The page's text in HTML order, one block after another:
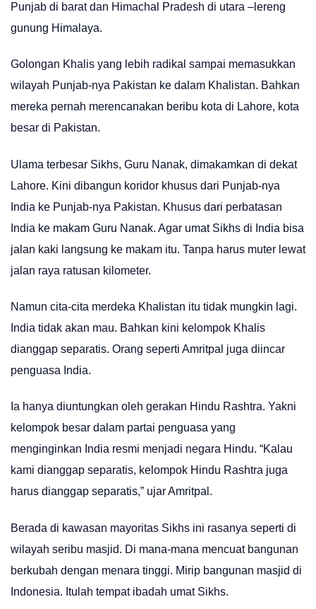
Punjab di barat dan Himachal Pradesh di utara –lereng
gunung Himalaya.
Golongan Khalis yang lebih radikal sampai memasukkan
wilayah Punjab-nya Pakistan ke dalam Khalistan. Bahkan
mereka pernah merencanakan beribu kota di Lahore, kota
besar di Pakistan.
Ulama terbesar Sikhs, Guru Nanak, dimakamkan di dekat
Lahore. Kini dibangun koridor khusus dari Punjab-nya
India ke Punjab-nya Pakistan. Khusus dari perbatasan
India ke makam Guru Nanak. Agar umat Sikhs di India bisa
jalan kaki langsung ke makam itu. Tanpa harus muter lewat
jalan raya ratusan kilometer.
Namun cita-cita merdeka Khalistan itu tidak mungkin lagi.
India tidak akan mau. Bahkan kini kelompok Khalis
dianggap separatis. Orang seperti Amritpal juga diincar
penguasa India.
Ia hanya diuntungkan oleh gerakan Hindu Rashtra. Yakni
kelompok besar dalam partai penguasa yang
menginginkan India resmi menjadi negara Hindu. “Kalau
kami dianggap separatis, kelompok Hindu Rashtra juga
harus dianggap separatis,” ujar Amritpal.
Berada di kawasan mayoritas Sikhs ini rasanya seperti di
wilayah seribu masjid. Di mana-mana mencuat bangunan
berkubah dengan menara tinggi. Mirip bangunan masjid di
Indonesia. Itulah tempat ibadah umat Sikhs.